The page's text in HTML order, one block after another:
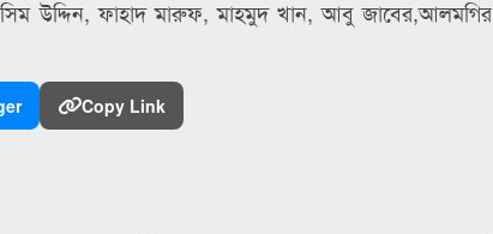
উদ্দিন, ফাহাদ মারুফ, মাহমুদ খান, আবু জাবের,আলমগির
Copy Link